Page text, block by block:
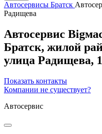
Автосервисы Братск
Радищева
Автосервис
Братск, жилой
улица Радищева,
Показать контакты
Компании не существует?
Автосервис